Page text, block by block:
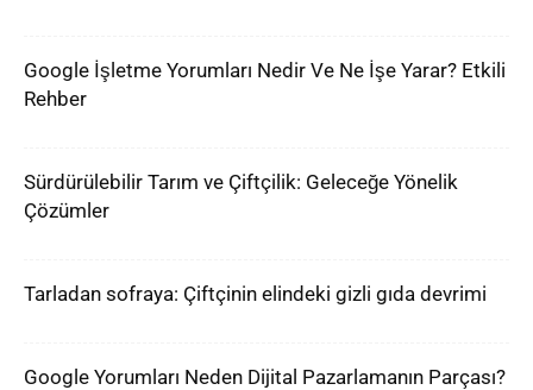
Google İşletme Yorumları Nedir Ve Ne İşe Yarar? Etkili
Rehber
Sürdürülebilir Tarım ve Çiftçilik: Geleceğe Yönelik
Çözümler
Tarladan sofraya: Çiftçinin elindeki gizli gıda devrimi
Google Yorumları Neden Dijital Pazarlamanın Parçası?